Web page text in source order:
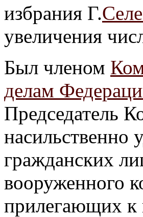
избрания Г.
увеличения
Был членом
делам
Председатель
гражданских
вооруженного
прилегающих к